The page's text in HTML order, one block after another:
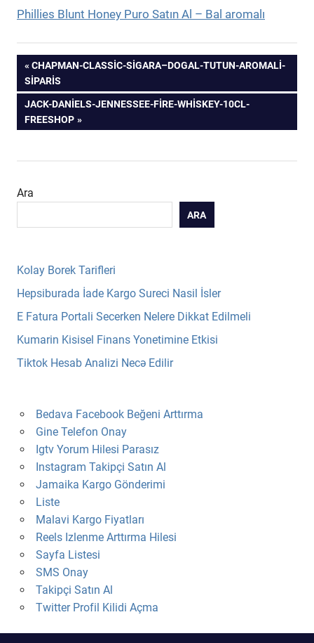
Phillies Blunt Honey Puro Satın Al – Bal aromalı
Yazı
gezinmesi
PREVIOUS
POST:
CHAPMAN-CLASSIC-SIGARA–DOGAL-TUTUN-AROMALI-
SIPARIS
NEXT
POST:
JACK-DANIELS-JENNESSEE-FIRE-WHISKEY-10CL-
FREESHOP
Ara
ARA
Kolay Borek Tarifleri
Hepsiburada İade Kargo Sureci Nasil İsler
E Fatura Portali Secerken Nelere Dikkat Edilmeli
Kumarin Kisisel Finans Yonetimine Etkisi
Tiktok Hesab Analizi Necə Edilir
Bedava Facebook Beğeni Arttırma
Gine Telefon Onay
Igtv Yorum Hilesi Parasız
Instagram Takipçi Satın Al
Jamaika Kargo Gönderimi
Liste
Malavi Kargo Fiyatları
Reels Izlenme Arttırma Hilesi
Sayfa Listesi
SMS Onay
Takipçi Satın Al
Twitter Profil Kilidi Açma